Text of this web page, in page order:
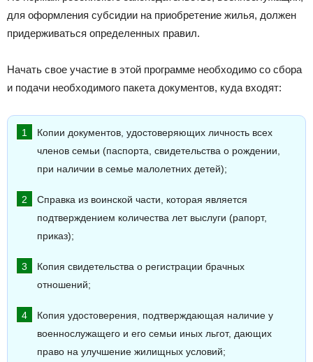
для оформления субсидии на приобретение жилья, должен
придерживаться определенных правил.
Начать свое участие в этой программе необходимо со сбора
и подачи необходимого пакета документов, куда входят:
Копии документов, удостоверяющих личность всех
членов семьи (паспорта, свидетельства о рождении,
при наличии в семье малолетних детей);
Справка из воинской части, которая является
подтверждением количества лет выслуги (рапорт,
приказ);
Копия свидетельства о регистрации брачных
отношений;
Копия удостоверения, подтверждающая наличие у
военнослужащего и его семьи иных льгот, дающих
право на улучшение жилищных условий;